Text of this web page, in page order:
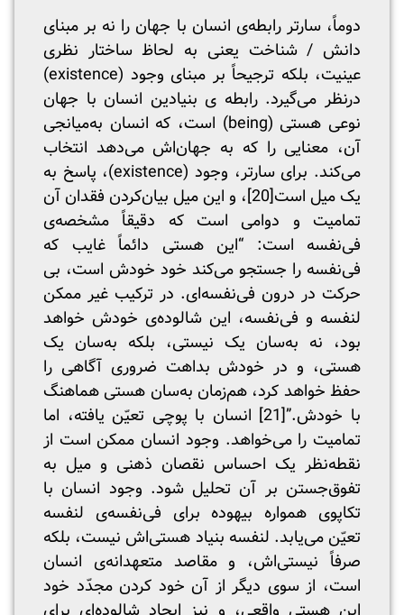
دوماً، سارتر رابطه‌ی انسان با جهان را نه بر مبنای
دانش / شناخت یعنی به لحاظ ساختار نظری
عینیت، بلکه ترجیحاً بر مبنای وجود (existence)
درنظر می‌گیرد. رابطه ی بنیادین انسان با جهان
نوعی هستی (being) است، که انسان به‌میانجی
آن، معنایی را که به جهان‌اش می‌دهد انتخاب
می‌کند. برای سارتر، وجود (existence)، پاسخ به
یک میل است[20]
، و این میل بیان‌کردن فقدان آن
تمامیت و دوامی است که دقیقاً مشخصه‌ی
فی‌نفسه است: “این هستی دائماً غایب که
فی‌نفسه را جستجو می‌کند خود خودش است، بی‌
حرکت در درون فی‌نفسه‌ای. در ترکیب غیر ممکن
لنفسه و فی‌نفسه، این شالوده‌ی خودش خواهد
بود، نه به‌سان یک نیستی، بلکه به‌سان یک
هستی، و در خودش بداهت ضروری آگاهی را
حفظ خواهد کرد، هم‌زمان به‌سان هستی هماهنگ
با خودش.”[21]
انسان با پوچی تعیّن یافته، اما
تمامیت را می‌خواهد. وجود انسان ممکن است از
نقطه‌نظر یک احساس نقصان ذهنی و میل به
تفوق‌جستن بر آن تحلیل شود. وجود انسان با
تکاپوی همواره بیهوده برای فی‌نفسه‌ی لنفسه
تعیّن می‌یابد. لنفسه بنیاد هستی‌اش نیست، بلکه
صرفاً نیستی‌اش، و مقاصد متعهدانه‌ی انسان
است، از سوی دیگر از آن خود کردن مجدّد خود